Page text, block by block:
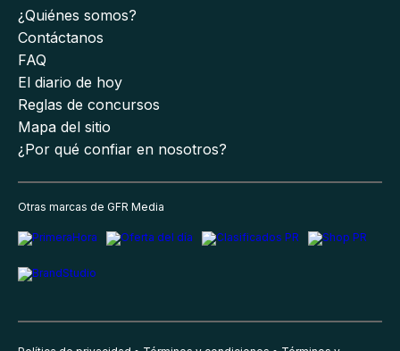
¿Quiénes somos?
Contáctanos
FAQ
El diario de hoy
Reglas de concursos
Mapa del sitio
¿Por qué confiar en nosotros?
Otras marcas de GFR Media